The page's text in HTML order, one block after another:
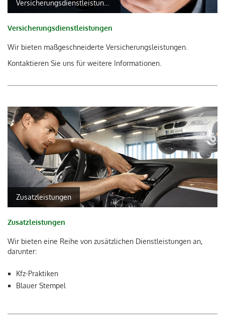
Versicherungsdienstleistungen
Wir bieten maßgeschneiderte Versicherungsleistungen.
Kontaktieren Sie uns für weitere Informationen.
Zusatzleistungen
Zusatzleistungen
Wir bieten eine Reihe von zusätzlichen Dienstleistungen an,
darunter:
Kfz-Praktiken
Blauer Stempel